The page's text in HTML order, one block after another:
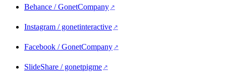
Behance / GonetCompany
(yeni sekmede açılır)
Instagram / gonetinteractive
(yeni sekmede açılır)
Facebook / GonetCompany
(yeni sekmede açılır)
SlideShare / gonetpigme
(yeni sekmede açılır)